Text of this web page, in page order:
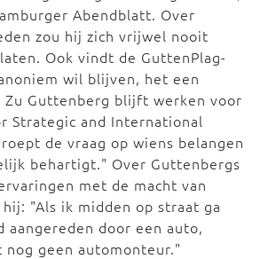
Abendblatt. Over
zou hij zich vrijwel nooit
Ook vindt de GuttenPlag-
wil blijven, het een
Zu Guttenberg blijft werken voor
Strategic and International
de vraag op wiens belangen
behartigt." Over Guttenbergs
met de macht van
"Als ik midden op straat ga
aangereden door een auto,
nog geen automonteur."